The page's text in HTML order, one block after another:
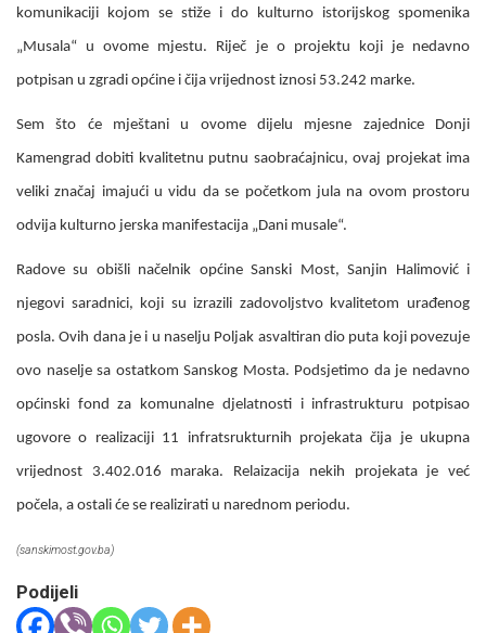
komunikaciji kojom se stiže i do kulturno istorijskog spomenika
„Musala“ u ovome mjestu. Riječ je o projektu koji je nedavno
potpisan u zgradi općine i čija vrijednost iznosi 53.242 marke.
Sem što će mještani u ovome dijelu mjesne zajednice Donji
Kamengrad dobiti kvalitetnu putnu saobraćajnicu, ovaj projekat ima
veliki značaj imajući u vidu da se početkom jula na ovom prostoru
odvija kulturno jerska manifestacija „Dani musale“.
Radove su obišli načelnik općine Sanski Most, Sanjin Halimović i
njegovi saradnici, koji su izrazili zadovoljstvo kvalitetom urađenog
posla. Ovih dana je i u naselju Poljak asvaltiran dio puta koji povezuje
ovo naselje sa ostatkom Sanskog Mosta. Podsjetimo da je nedavno
općinski fond za komunalne djelatnosti i infrastrukturu potpisao
ugovore o realizaciji 11 infratsrukturnih projekata čija je ukupna
vrijednost 3.402.016 maraka. Relaizacija nekih projekata je već
počela, a ostali će se realizirati u narednom periodu.
(sanskimost.gov.ba)
Podijeli